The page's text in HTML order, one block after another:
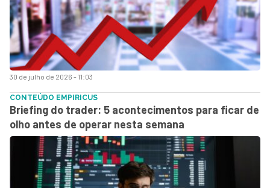
30 de julho de 2026 - 11:03
CONTEÚDO EMPIRICUS
Briefing do trader: 5 acontecimentos para ficar de
olho antes de operar nesta semana